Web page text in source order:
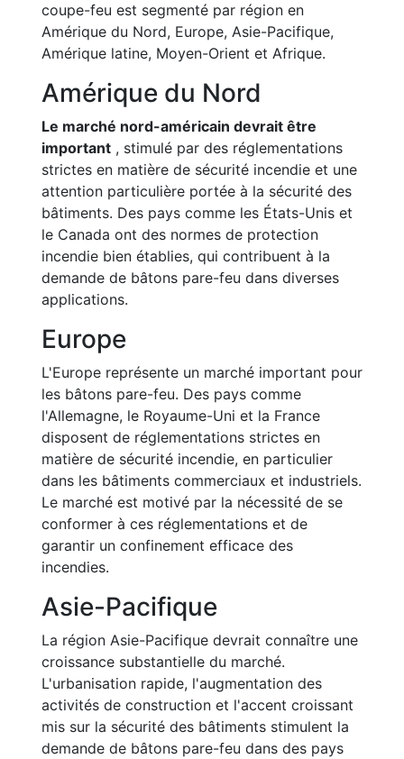
coupe-feu est segmenté par région en
Amérique du Nord, Europe, Asie-Pacifique,
Amérique latine, Moyen-Orient et Afrique.
Amérique du Nord
Le marché nord-américain devrait être
important , stimulé par des réglementations
strictes en matière de sécurité incendie et une
attention particulière portée à la sécurité des
bâtiments. Des pays comme les États-Unis et
le Canada ont des normes de protection
incendie bien établies, qui contribuent à la
demande de bâtons pare-feu dans diverses
applications.
Europe
L'Europe représente un marché important pour
les bâtons pare-feu. Des pays comme
l'Allemagne, le Royaume-Uni et la France
disposent de réglementations strictes en
matière de sécurité incendie, en particulier
dans les bâtiments commerciaux et industriels.
Le marché est motivé par la nécessité de se
conformer à ces réglementations et de
garantir un confinement efficace des
incendies.
Asie-Pacifique
La région Asie-Pacifique devrait connaître une
croissance substantielle du marché.
L'urbanisation rapide, l'augmentation des
activités de construction et l'accent croissant
mis sur la sécurité des bâtiments stimulent la
demande de bâtons pare-feu dans des pays